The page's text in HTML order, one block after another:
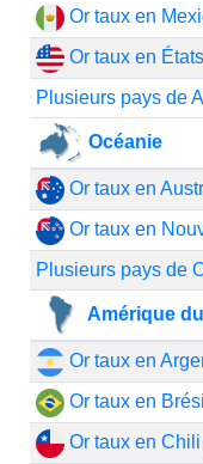
Or taux en
Or taux en
Plusieurs pays de
Océanie
Or taux en
Or taux en
Plusieurs pays de
Amérique
Or taux en
Or taux en
Or taux en Chili